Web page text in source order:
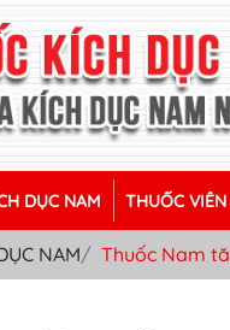
DỤC NAM THUỐC
NAM Thuốc Nam